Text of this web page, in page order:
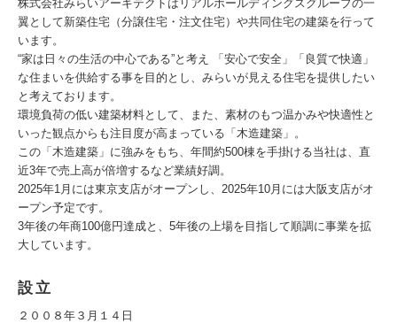
株式会社みらいアーキテクトはリアルホールディングスグループの一
翼として新築住宅（分譲住宅・注文住宅）や共同住宅の建築を行って
います。
“家は日々の生活の中心である”と考え 「安心で安全」「良質で快適」
な住まいを供給する事を目的とし、みらいが見える住宅を提供したい
と考えております。
環境負荷の低い建築材料として、また、素材のもつ温かみや快適性と
いった観点からも注目度が高まっている「木造建築」。
この「木造建築」に強みをもち、年間約500棟を手掛ける当社は、直
近3年で売上高が倍増するなど業績好調。
2025年1月には東京支店がオープンし、2025年10月には大阪支店がオ
ープン予定です。
3年後の年商100億円達成と、5年後の上場を目指して順調に事業を拡
大しています。
設立
２００８年３月１４日